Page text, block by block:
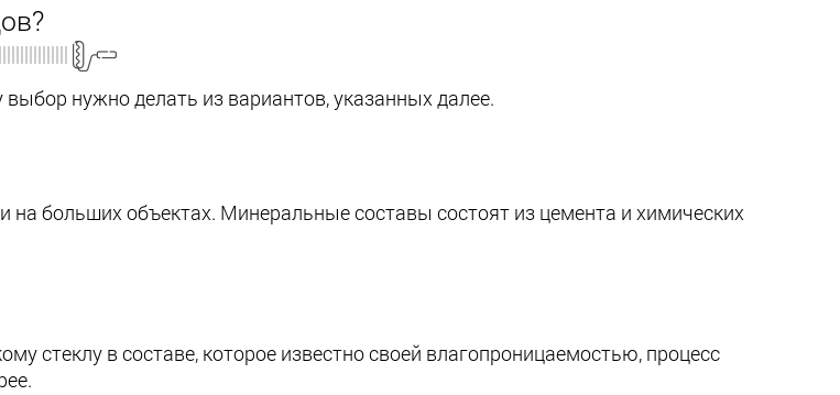
нужно делать из вариантов, указанных далее.
больших объектах. Минеральные составы состоят из цемента и химических
стеклу в составе, которое известно своей влагопроницаемостью, процесс